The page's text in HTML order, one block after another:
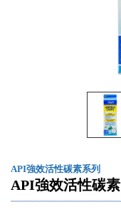
API強效活性碳素系列
API強效活性碳素